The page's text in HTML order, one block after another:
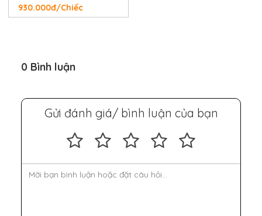
930.000đ/Chiếc
0 Bình luận
Gửi đánh giá/ bình luận của bạn